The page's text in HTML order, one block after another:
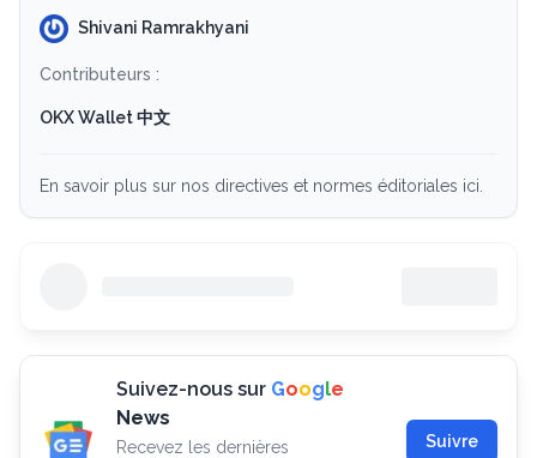
Shivani Ramrakhyani
Contributeurs :
OKX Wallet 中文
En savoir plus sur nos directives et normes éditoriales ici.
Suivez-nous sur Google
News
Recevez les dernières
Suivre